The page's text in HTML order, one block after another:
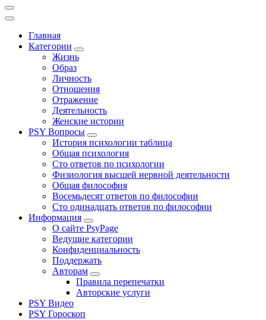
Главная
Категории
Жизнь
Образ
Личность
Отношения
Отражение
Деятельность
Женские истории
PSY Вопросы
История психологии таблица
Общая психология
Сто ответов по психологии
Физиология высшей нервной деятельности
Общая философия
Восемьдесят ответов по философии
Сто одинадцать ответов по философии
Информация
О сайте PsyPage
Ведущие категории
Конфиденциальность
Поддержать
Авторам
Правила перепечатки
Авторские услуги
PSY Видео
PSY Гороскоп